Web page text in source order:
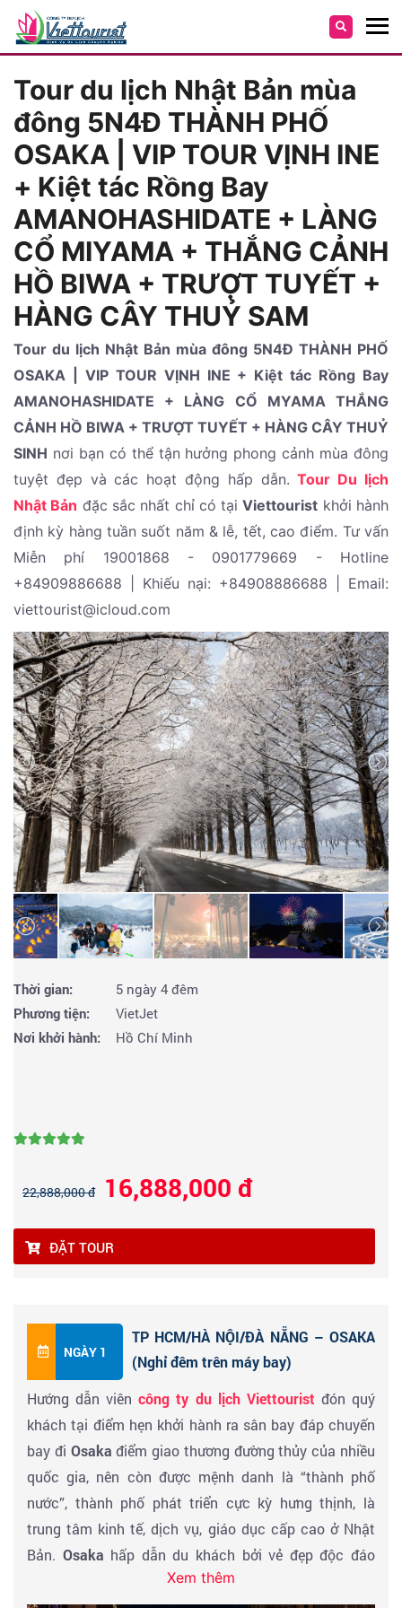
Tour du lịch Nhật Bản mùa
đông 5N4Đ THÀNH PHỐ
OSAKA | VIP TOUR VỊNH INE
+ Kiệt tác Rồng Bay
AMANOHASHIDATE + LÀNG
CỔ MIYAMA + THẮNG CẢNH
HỒ BIWA + TRƯỢT TUYẾT +
HÀNG CÂY THUỶ SAM
Tour du lịch Nhật Bản mùa đông 5N4Đ THÀNH PHỐ
OSAKA | VIP TOUR VỊNH INE + Kiệt tác Rồng Bay
AMANOHASHIDATE + LÀNG CỔ MYAMA THẮNG
CẢNH HỒ BIWA + TRƯỢT TUYẾT + HÀNG CÂY THUỶ
SINH nơi bạn có thể tận hưởng phong cảnh mùa đông
tuyệt đẹp và các hoạt động hấp dẫn.Tour Du lịch
Nhật Bản đặc sắc nhất chỉ có tạiViettourist khởi hành
định kỳ hàng tuần suốt năm & lễ, tết, cao điểm. Tư vấn
Miễn phí 19001868 - 0901779669 - Hotline
+84909886688 | Khiếu nại: +84908886688 | Email:
viettourist@icloud.com
Thời gian:
5 ngày 4 đêm
Phương tiện:
VietJet
Nơi khởi hành:
Hồ Chí Minh
22,888,000 đ 16,888,000 đ
ĐẶT TOUR
NGÀY 1
TP HCM/HÀ NỘI/ĐÀ NẴNG – OSAKA
(Nghỉ đêm trên máy bay)
Hướng dẫn viêncông ty du lịch Viettourist đón quý
khách tại điểm hẹn khởi hành ra sân bay đáp chuyến
bay đi Osaka điểm giao thương đường thủy của nhiều
quốc gia, nên còn được mệnh danh là “thành phố
nước”, thành phố phát triển cực kỳ hưng thịnh, là
trung tâm kinh tế, dịch vụ, giáo dục cấp cao ở Nhật
Bản. Osaka hấp dẫn du khách bởi vẻ đẹp độc đáo
mang đậm phong cách truyền thống kết hợp hiện
Xem thêm